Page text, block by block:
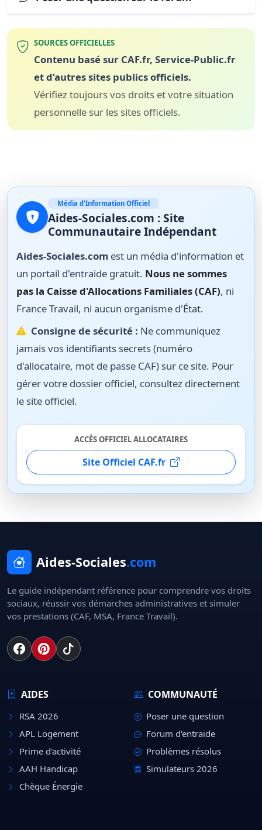
SOURCES OFFICIELLES
Contenu basé sur CAF.fr, Service-Public.fr
et d’autres sites publics officiels.
Vérifiez toujours vos droits et votre situation
personnelle sur les sites officiels.
Média d'Information Officiel
Aides-Sociales.com : Site
Communautaire Indépendant
Aides-Sociales.com est un média d'information et
un portail d'entraide gratuit. Nous ne sommes
pas la Caisse d'Allocations Familiales (CAF), ni
France Travail, ni aucun organisme d'État.
Consigne de sécurité : Ne communiquez
jamais vos identifiants secrets (numéro
d'allocataire, mot de passe CAF) sur ce site. Pour
gérer votre dossier officiel, consultez directement
le site officiel.
ACCÈS OFFICIEL ALLOCATAIRES
Site Officiel CAF.fr
Aides-Sociales.com
Le guide indépendant référence pour comprendre vos droits
sociaux, réussir vos démarches administratives et simuler
vos prestations (CAF, MSA, France Travail).
AIDES
RSA 2026
APL Logement
Prime d'activité
AAH Handicap
Chèque Énergie
COMMUNAUTÉ
Poser une question
Forum d'entraide
Problèmes résolus
Simulateurs 2026